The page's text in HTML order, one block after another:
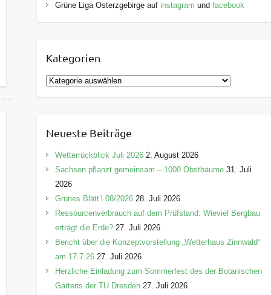
Grüne Liga Osterzgebirge auf instagram und facebook
Kategorien
K
a
g
o
r
e
n
Neueste Beiträge
Wetterrückblick Juli 2026 2. August 2026
Sachsen pflanzt gemeinsam – 1000 Obstbäume 31. Juli
2026
Grünes Blätt’l 08/2026 28. Juli 2026
Ressourcenverbrauch auf dem Prüfstand: Wieviel Bergbau
erträgt die Erde? 27. Juli 2026
Bericht über die Konzeptvorstellung „Wetterhaus Zinnwald“
am 17.7.26 27. Juli 2026
Herzliche Einladung zum Sommerfest des der Botanischen
Gartens der TU Dresden 27. Juli 2026